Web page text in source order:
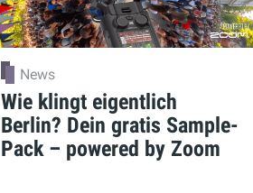
News
Wie klingt eigentlich
Berlin? Dein gratis Sample-
Pack – powered by Zoom